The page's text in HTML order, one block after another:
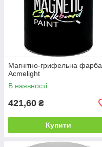
Магнітно-грифельна фарба
Acmelight
В наявності
421,60 ₴
Купити